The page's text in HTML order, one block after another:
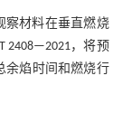
察材料在垂直燃烧
2408—2021，将预
余焰时间和燃烧行